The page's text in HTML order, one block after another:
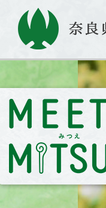
MEETS
MITSUE
み
つ
え